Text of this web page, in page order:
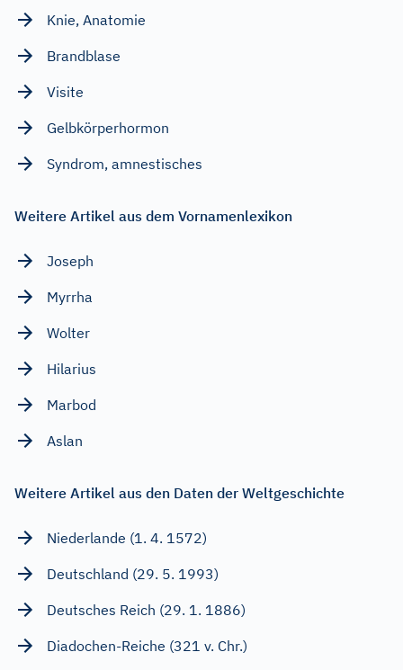
Knie, Anatomie
Brandblase
Visite
Gelbkörperhormon
Syndrom, amnestisches
Weitere Artikel aus dem Vornamenlexikon
Joseph
Myrrha
Wolter
Hilarius
Marbod
Aslan
Weitere Artikel aus den Daten der Weltgeschichte
Niederlande (1. 4. 1572)
Deutschland (29. 5. 1993)
Deutsches Reich (29. 1. 1886)
Diadochen-Reiche (321 v. Chr.)